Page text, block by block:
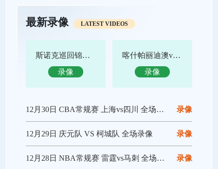
最新录像 LATEST VIDEOS
斯诺克巡回锦标赛决赛 特鲁姆普vs赵心童 全场录像回放
录像
喀什帕丽迪澳vs吴川青年 全场录像回放
录像
录像
12月30日 CBA常规赛 上海vs四川 全场录像回放
录像
12月29日 庆元队 VS 柯城队 全场录像
录像
12月28日 NBA常规赛 雷霆vs马刺 全场录像回放